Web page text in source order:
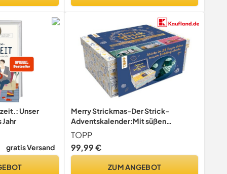
Unser
gratis Versand
Merry Strickmas-Der Strick-
Adventskalender:Mit süßen
Accessoires und Zubehör fürs
Stricken sowie einer ausführlichen
Schritt-für-Schritt-Anleitung und
Lieblingsstück.
TOPP
99,99 €
ZUM ANGEBOT